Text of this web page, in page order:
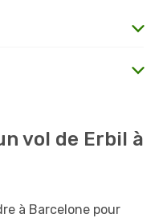
vol de Erbil à
à Barcelone pour